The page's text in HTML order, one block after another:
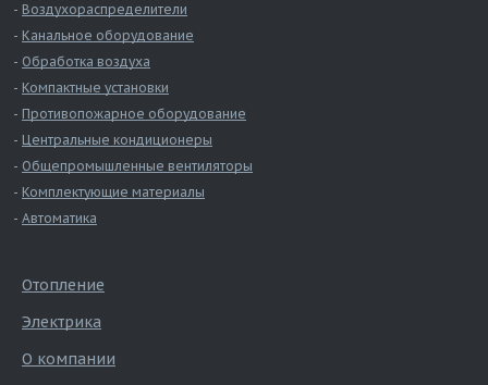
Воздухораспределители
Канальное оборудование
Обработка воздуха
Компактные установки
Противопожарное оборудование
Центральные кондиционеры
Общепромышленные вентиляторы
Комплектующие материалы
Автоматика
Отопление
Электрика
О компании